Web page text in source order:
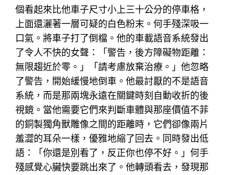
個看起來比他車子尺寸小上三十公分的停車格，
上面還灑著一層可疑的白色粉末。何手殘深吸一
口氣。將車子打了倒檔。他的車載語音系統發出
了令人不快的女聲：「警告，後方障礙物距離：
無限趨近於零。」「請考慮放棄治療。」他忽略
了警告，開始緩慢地倒車。他最討厭的不是語音
系統，而是那兩塊永遠在關鍵時刻自動收折的後
視鏡。當他需要它們來判斷車體與那座價值不菲
的銅製獨角獸雕像之間的距離時，它們卻像兩片
羞澀的耳朵一樣，優雅地縮了回去。同時發出低
語：「你還是別看了，反正你也停不好。」何手
殘感覺心臟快要跳出來了。他轉頭看去，發現那